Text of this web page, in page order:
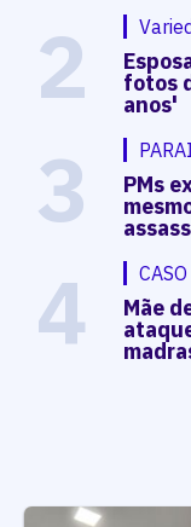
2 fotos
anos'
3 PMs
4 Mãe